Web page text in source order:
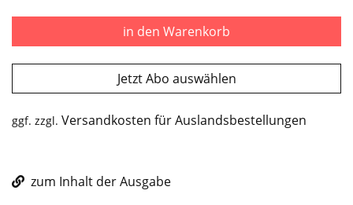
in den Warenkorb
Jetzt Abo auswählen
ggf. zzgl. Versandkosten für Auslandsbestellungen
zum Inhalt der Ausgabe